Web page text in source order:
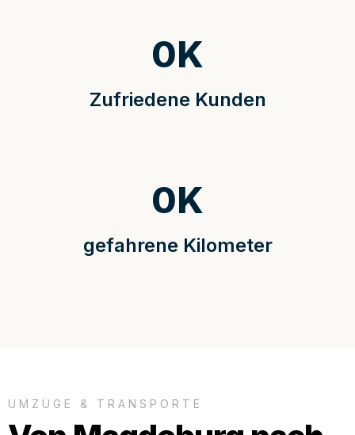
Zufriedene Kunden
0K
gefahrene Kilometer
0K
UMZÜGE & TRANSPORTE